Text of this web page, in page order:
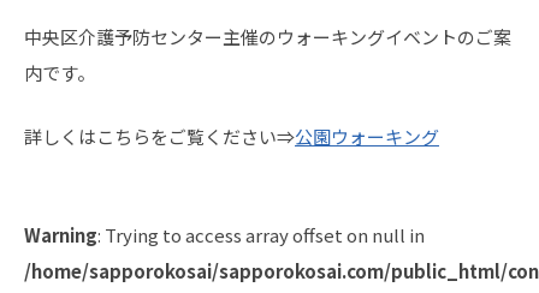
中央区介護予防センター主催のウォーキングイベントのご案
内です。
詳しくはこちらをご覧ください⇒公園ウォーキング
Warning: Trying to access array offset on null in
/home/sapporokosai/sapporokosai.com/public_html/